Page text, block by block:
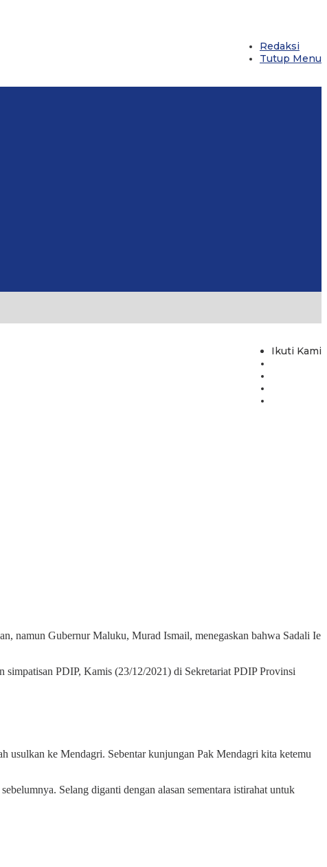
Redaksi
Tutup Menu
Ikuti Kami
namun Gubernur Maluku, Murad Ismail, menegaskan bahwa Sadali Ie
simpatisan PDIP, Kamis (23/12/2021) di Sekretariat PDIP Provinsi
usulkan ke Mendagri. Sebentar kunjungan Pak Mendagri kita ketemu
Selang diganti dengan alasan sementara istirahat untuk